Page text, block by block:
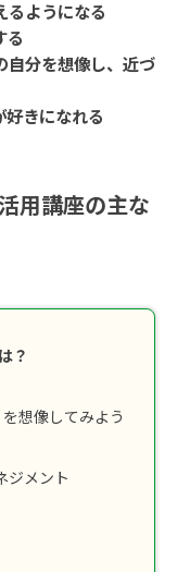
るようになる
る
自分を想像し、近づ
きになれる
用講座の主な
？
想像してみよう
ジメント